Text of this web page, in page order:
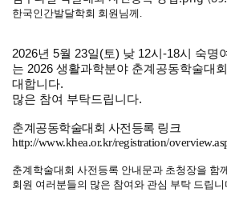
한국인간발달학회 회원님께.
2026년 5월 23일(토) 낮 12시-18시 숙명
는 2026 생활과학분야 춘계공동학술대회
대합니다.
많은 참여 부탁드립니다.
춘계공동학술대회 사전등록 링크
http://www.khea.or.kr/registration/
춘계학술대회 사전등록 안내문과 초청장을 함
회원 여러분들의 많은 참여와 관심 부탁 드립니